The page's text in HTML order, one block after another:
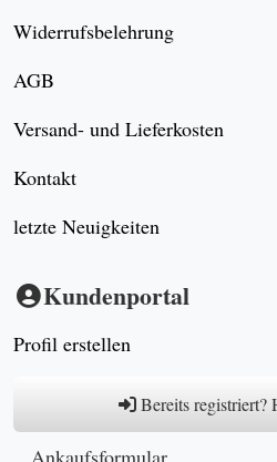
Widerrufsbelehrung
AGB
Versand- und Lieferkosten
Kontakt
letzte Neuigkeiten
Kundenportal
Profil erstellen
Bereits registriert?
Ankaufsformular